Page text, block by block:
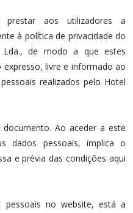
prestar aos utilizadores a
à política de privacidade do
Lda., de modo a que estes
livre e informado ao
realizados pelo Hotel
Ao aceder a este
dados pessoais, implica o
e prévia das condições aqui
pessoais no website, está a